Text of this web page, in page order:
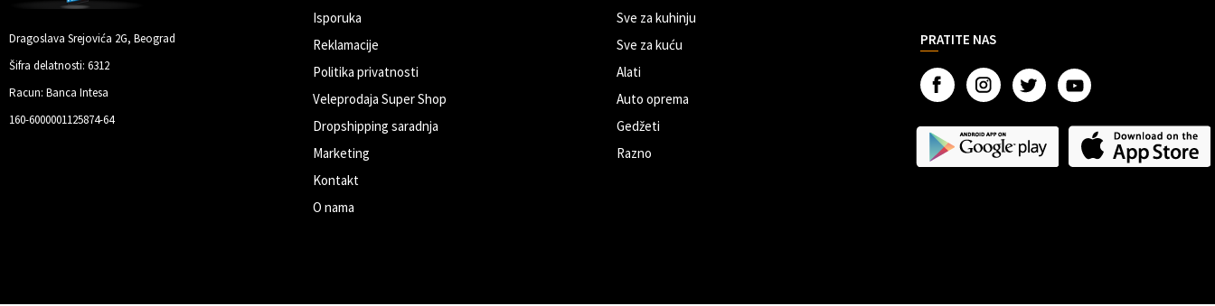
Dragoslava Srejovića 2G, Beograd
Šifra delatnosti: 6312
Racun: Banca Intesa
160-6000001125874-64
Isporuka
Reklamacije
Politika privatnosti
Veleprodaja Super Shop
Dropshipping saradnja
Marketing
Kontakt
O nama
Sve za kuhinju
Sve za kuću
Alati
Auto oprema
Gedžeti
Razno
PRATITE NAS